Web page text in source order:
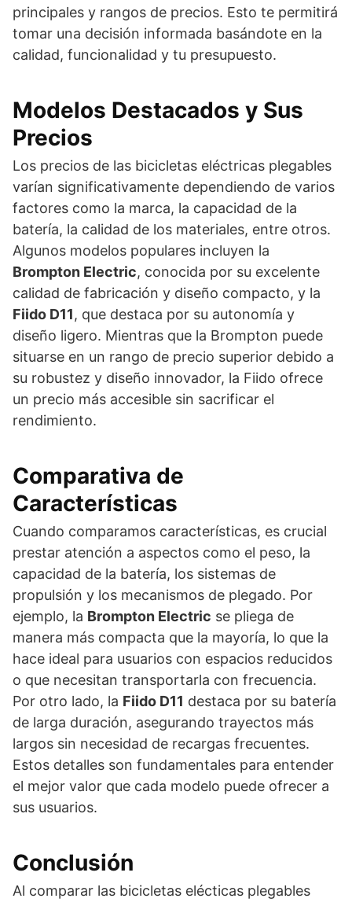
principales y rangos de precios. Esto te permitirá
tomar una decisión informada basándote en la
calidad, funcionalidad y tu presupuesto.
Modelos Destacados y Sus
Precios
Los precios de las bicicletas eléctricas plegables
varían significativamente dependiendo de varios
factores como la marca, la capacidad de la
batería, la calidad de los materiales, entre otros.
Algunos modelos populares incluyen la
Brompton Electric, conocida por su excelente
calidad de fabricación y diseño compacto, y la
Fiido D11, que destaca por su autonomía y
diseño ligero. Mientras que la Brompton puede
situarse en un rango de precio superior debido a
su robustez y diseño innovador, la Fiido ofrece
un precio más accesible sin sacrificar el
rendimiento.
Comparativa de
Características
Cuando comparamos características, es crucial
prestar atención a aspectos como el peso, la
capacidad de la batería, los sistemas de
propulsión y los mecanismos de plegado. Por
ejemplo, la Brompton Electric se pliega de
manera más compacta que la mayoría, lo que la
hace ideal para usuarios con espacios reducidos
o que necesitan transportarla con frecuencia.
Por otro lado, la Fiido D11 destaca por su batería
de larga duración, asegurando trayectos más
largos sin necesidad de recargas frecuentes.
Estos detalles son fundamentales para entender
el mejor valor que cada modelo puede ofrecer a
sus usuarios.
Conclusión
Al comparar las bicicletas elécticas plegables